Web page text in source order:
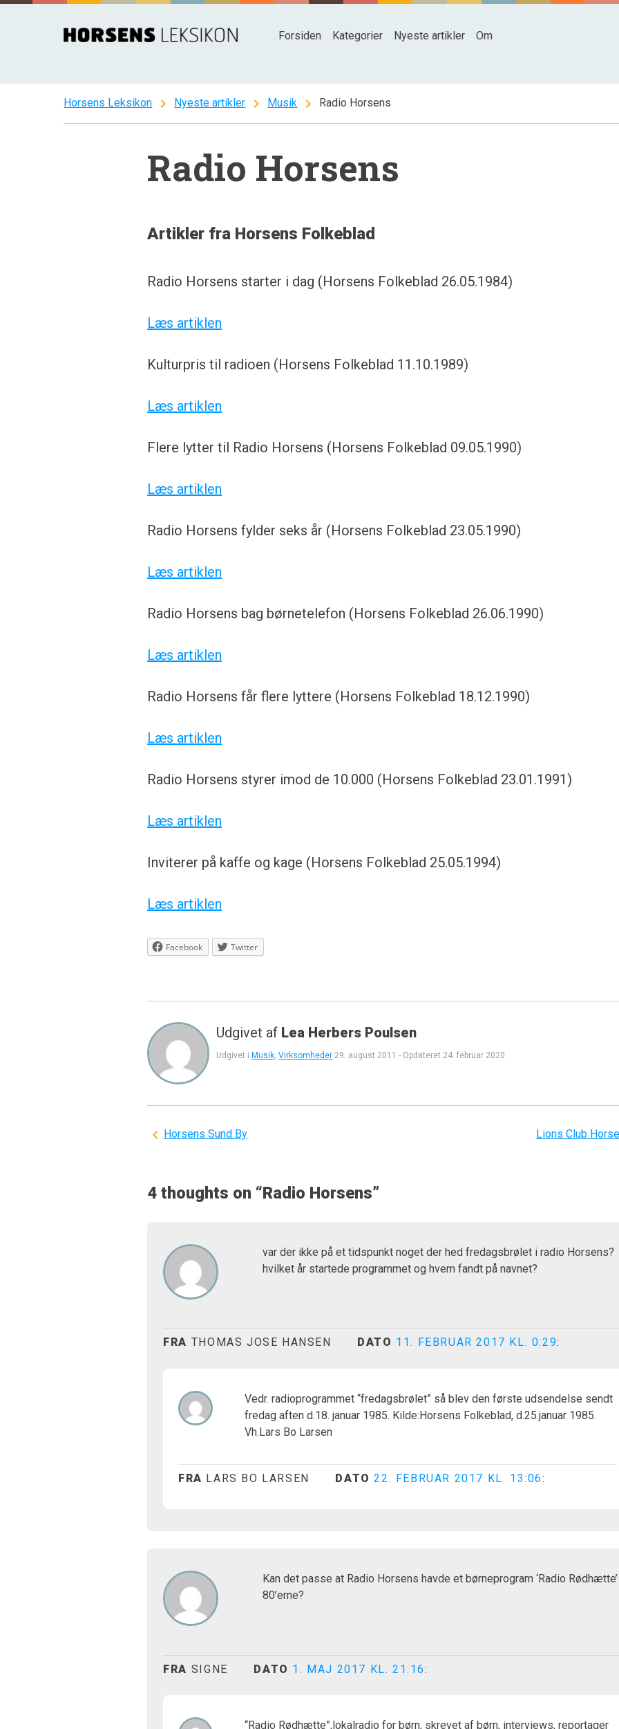
Spring
Forsiden Kategorier Nyeste artikler Om
Horsens Leksikon chevron_right Nyeste artikler chevron_right Musik chevron_right Radio Horsens
Radio Horsens
Artikler fra Horsens Folkeblad
Radio Horsens starter i dag (Horsens Folkeblad 26.05.1984)
Læs artiklen
Kulturpris til radioen (Horsens Folkeblad 11.10.1989)
Læs artiklen
Flere lytter til Radio Horsens (Horsens Folkeblad 09.05.1990)
Læs artiklen
Radio Horsens fylder seks år (Horsens Folkeblad 23.05.1990)
Læs artiklen
Radio Horsens bag børnetelefon (Horsens Folkeblad 26.06.1990)
Læs artiklen
Radio Horsens får flere lyttere (Horsens Folkeblad 18.12.1990)
Læs artiklen
Radio Horsens styrer imod de 10.000 (Horsens Folkeblad 23.01.1991)
Læs artiklen
Inviterer på kaffe og kage (Horsens Folkeblad 25.05.1994)
Læs artiklen
Facebook Twitter
Udgivet af Lea Herbers Poulsen
Udgivet iMusik ,Virksomheder 29. august 2011 - Opdateret 24. februar 2020
Indlægsnavigation
Horsens Sund By Lions Club
4 thoughts on “Radio Horsens”
var der ikke på et tidspunkt noget der hed fredagsbrølet i radio Horsens?
hvilket år startede programmet og hvem fandt på navnet?
FRA THOMAS JOSE HANSEN DATO 11. FEBRUAR 2017 KL. 0:29:
Vedr. radioprogrammet “fredagsbrølet” så blev den første udsendelse sendt
fredag aften d.18. januar 1985. Kilde:Horsens Folkeblad, d.25.januar 1985.
Vh.Lars Bo Larsen
FRA LARS BO LARSEN DATO 22. FEBRUAR 2017 KL. 13:06:
Kan det passe at Radio Horsens havde et børneprogram ‘Radio
80’erne?
FRA SIGNE DATO 1. MAJ 2017 KL. 21:16:
“Radio Rødhætte”,lokalradio for børn, skrevet af børn, interviews, reportager